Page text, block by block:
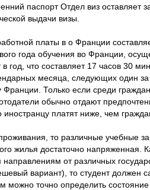
паспорт Отдел виз оставляет
выдачи визы.
платы в о Франции
года обучения во Франции,
год, что составляет 17 часов 30
месяца, следующих один
Франции. Только если среди
обычно отдают
иностранцу платят ниже, чем
то различные учебные
жилья достаточно напряженная.
от различных
вариант), то студент должен
можно точно определить